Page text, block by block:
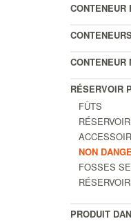
RÉSERVOIR
FÛTS
NON
FOSSES
PRODUIT